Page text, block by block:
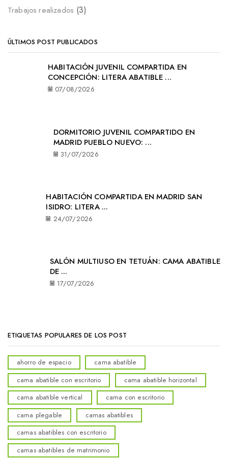
Trabajos realizados (3)
ÚLTIMOS POST PUBLICADOS
HABITACIÓN JUVENIL COMPARTIDA EN
CONCEPCIÓN: LITERA ABATIBLE ...
07/08/2026
DORMITORIO JUVENIL COMPARTIDO EN
MADRID PUEBLO NUEVO: ...
31/07/2026
HABITACIÓN COMPARTIDA EN MADRID SAN
ISIDRO: LITERA ...
24/07/2026
SALÓN MULTIUSO EN TETUÁN: CAMA ABATIBLE
DE ...
17/07/2026
ETIQUETAS POPULARES DE LOS POST
ahorro de espacio
cama abatible
cama abatible con escritorio
cama abatible horizontal
cama abatible vertical
cama con escritorio
cama plegable
camas abatibles
camas abatibles con escritorio
camas abatibles de matrimonio